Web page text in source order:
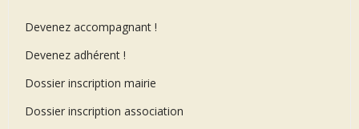
Devenez accompagnant !
Devenez adhérent !
Dossier inscription mairie
Dossier inscription association